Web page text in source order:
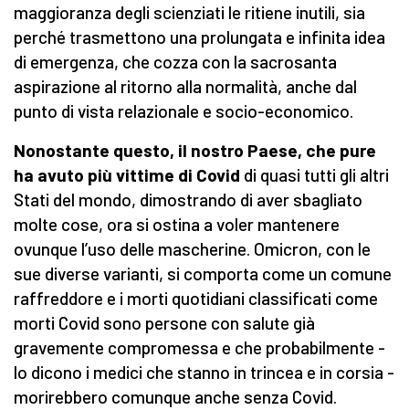
maggioranza degli scienziati le ritiene inutili, sia
perché trasmettono una prolungata e infinita idea
di emergenza, che cozza con la sacrosanta
aspirazione al ritorno alla normalità, anche dal
punto di vista relazionale e socio-economico.
Nonostante questo, il nostro Paese, che pure
ha avuto più vittime di Covid di quasi tutti gli altri
Stati del mondo, dimostrando di aver sbagliato
molte cose, ora si ostina a voler mantenere
ovunque l’uso delle mascherine. Omicron, con le
sue diverse varianti, si comporta come un comune
raffreddore e i morti quotidiani classificati come
morti Covid sono persone con salute già
gravemente compromessa e che probabilmente -
lo dicono i medici che stanno in trincea e in corsia -
morirebbero comunque anche senza Covid.